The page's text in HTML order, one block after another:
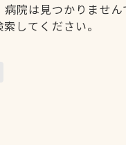
院は見つかりません
してください。